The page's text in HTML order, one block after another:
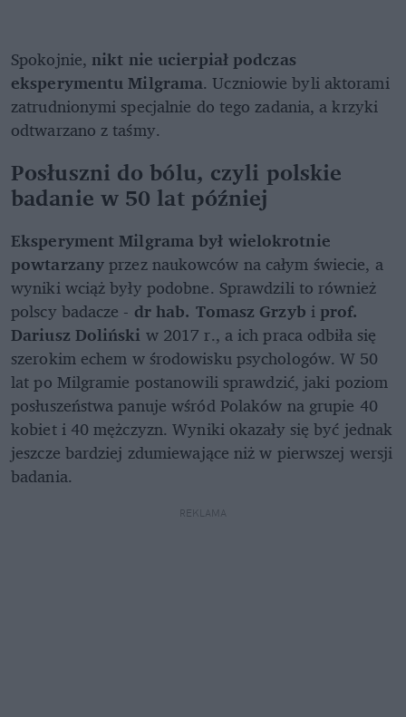
Spokojnie,nikt nie ucierpiał podczas
eksperymentu Milgrama. Uczniowie byli aktorami
zatrudnionymi specjalnie do tego zadania, a krzyki
odtwarzano z taśmy.
Posłuszni do bólu, czyli polskie
badanie w 50 lat później
Eksperyment Milgrama był wielokrotnie
powtarzanyprzez naukowców na całym świecie, a
wyniki wciąż były podobne. Sprawdzili to również
polscy badacze - dr hab. Tomasz Grzyb i prof.
Dariusz Doliński w 2017 r., a ich praca odbiła się
szerokim echem w środowisku psychologów. W 50
lat po Milgramie postanowili sprawdzić, jaki poziom
posłuszeństwa panuje wśród Polaków na grupie 40
kobiet i 40 mężczyzn. Wyniki okazały się być jednak
jeszcze bardziej zdumiewające niż w pierwszej wersji
badania.
REKLAMA